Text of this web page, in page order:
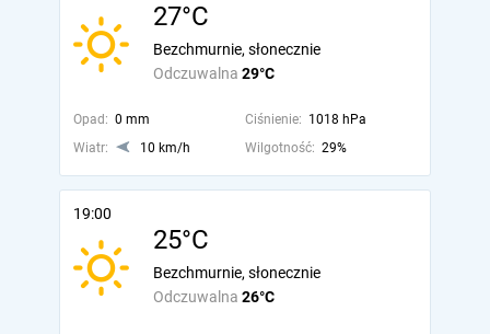
27°C
Odczuwalna 29°C
Bezchmurnie, słonecznie
Opad: 0 mm Ciśnienie: 1018 hPa
Wiatr:
10 km/h Wilgotność: 29%
19:00
25°C
Odczuwalna 26°C
Bezchmurnie, słonecznie